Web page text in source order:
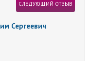
СЛЕДУЮЩИЙ ОТЗЫВ
Сергеевич